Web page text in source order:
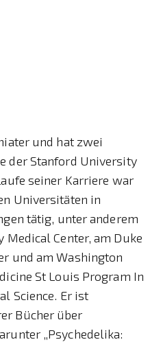
und hat zwei
der Stanford University
seiner Karriere war
Universitäten in
tätig, unter anderem
Center, am Duke
und am Washington
St Louis Program In
Science. Er ist
Bücher über
„Psychedelika: